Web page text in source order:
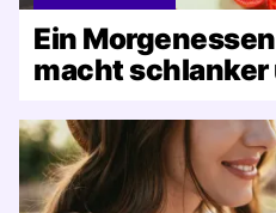
Ein
macht